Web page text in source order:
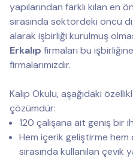
yapılarından farklı kılan en
sırasında sektördeki öncü
alarak işbirliği kurulmuş
Erkalıp firmaları bu
firmalarımızdır.
Kalıp Okulu, aşağıdaki
çözümdür:
120 çalışana ait geniş bir
Hem içerik geliştirme
sırasında kullanılan çevik